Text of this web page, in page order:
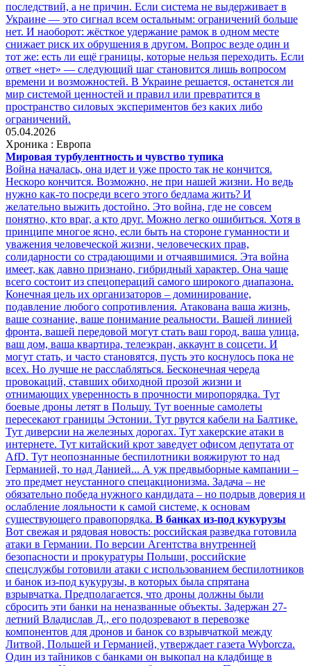
последствий, а не причин. Если система не выдерживает в
Украине — это сигнал всем остальным: ограничений больше
нет. И наоборот: жёсткое удержание рамок в одном месте
снижает риск их обрушения в другом. Вопрос везде один и
тот же: есть ли ещё границы, которые нельзя переходить. Если
ответ «нет» — следующий шаг становится лишь вопросом
времени и возможностей. В Украине решается, останется ли
мир системой ценностей и правил или превратится в
пространство силовых экспериментов без каких либо
ограничений.
05.04.2026
Хроника : Европа
Мировая турбулентность и чувство тупика
Война началась, она идет и уже просто так не кончится.
Нескоро кончится. Возможно, не при нашей жизни. Но ведь
нужно как-то посреди всего этого бедлама жить? И
желательно выжить достойно. Это война, где не совсем
понятно, кто враг, а кто друг. Можно легко ошибиться. Хотя в
принципе многое ясно, если быть на стороне гуманности и
уважения человеческой жизни, человеческих прав,
солидарности со страдающими и отчаявшимися. Эта война
имеет, как давно признано, гибридный характер. Она чаще
всего состоит из спецопераций самого широкого диапазона.
Конечная цель их организаторов – доминирование,
подавление любого сопротивления. Атакована ваша жизнь,
ваше сознание, ваше понимание реальности. Вашей линией
фронта, вашей передовой могут стать ваш город, ваша улица,
ваш дом, ваша квартира, телеэкран, аккаунт в соцсети. И
могут стать, и часто становятся, пусть это коснулось пока не
всех. Но лучше не расслабляться. Бесконечная череда
провокаций, ставших обиходной прозой жизни и
отнимающих уверенность в прочности миропорядка. Тут
боевые дроны летят в Польшу. Тут военные самолеты
пересекают границы Эстонии. Тут рвутся кабели на Балтике.
Тут диверсии на железных дорогах. Тут хакерские атаки в
интернете. Тут китайский крот заведует офисом депутата от
AfD. Тут неопознанные беспилотники вояжируют то над
Германией, то над Данией... А уж предвыборные кампании –
это предмет неустанного спецакционизма. Задача – не
обязательно победа нужного кандидата – но подрыв доверия и
ослабление лояльности к самой системе, к основам
существующего правопорядка. В банках из-под кукурузы
Вот свежая и рядовая новость: российская разведка готовила
атаки в Германии. По версии Агентства внутренней
безопасности и прокуратуры Польши, российские
спецслужбы готовили атаки с использованием беспилотников
и банок из-под кукурузы, в которых была спрятана
взрывчатка. Предполагается, что дроны должны были
сбросить эти банки на неназванные объекты. Задержан 27-
летний Владислав Д., его подозревают в перевозке
компонентов для дронов и банок со взрывчаткой между
Литвой, Польшей и Германией, утверждает газета Wyborcza.
Один из тайников с банками он выкопал на кладбище в